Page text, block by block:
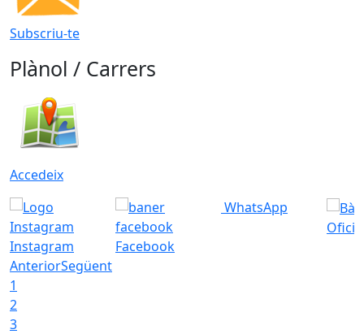
Subscriu-te
Plànol / Carrers
Accedeix
Instagram Facebook
WhatsApp
AnteriorSegüent
1
2
3